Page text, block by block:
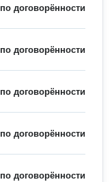
по договорённости
по договорённости
по договорённости
по договорённости
по договорённости